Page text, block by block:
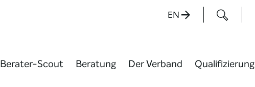
EN
Berater-Scout Beratung Der Verband Qualifizierung